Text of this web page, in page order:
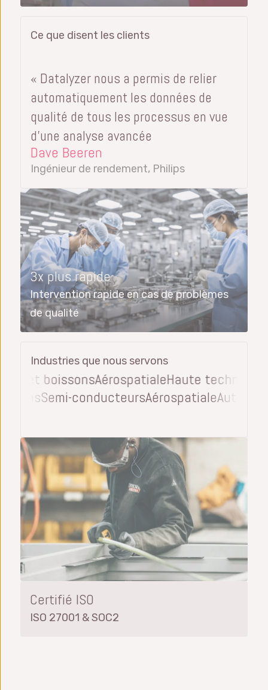
3x plus rapide
Intervention rapide en cas de problèmes
de qualité
Ce que disent les clients
« Datalyzer nous a permis de relier
automatiquement les données de
qualité de tous les processus en vue
d’une analyse avancée
Dave Beeren
Ingénieur de rendement, Philips
Industries que nous servons
et boissonsAérospatialeHaute technologie
boissonsSemi-conducteursAérospatiale
Certifié ISO
ISO 27001 & SOC2